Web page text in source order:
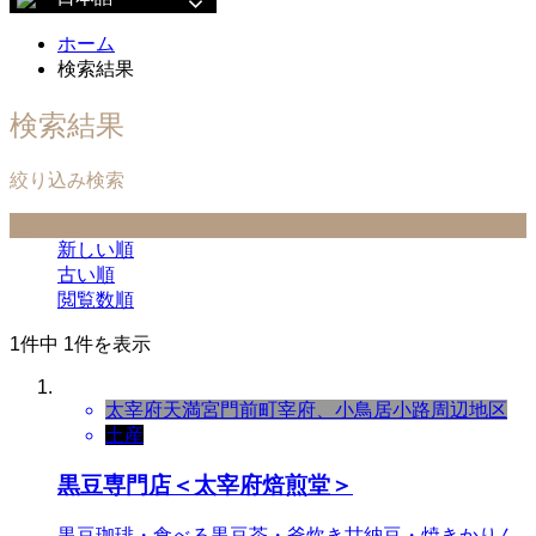
ホーム
検索結果
検索結果
絞り込み検索
新しい順
古い順
閲覧数順
1件中 1件を表示
太宰府天満宮門前町宰府、小鳥居小路周辺地区
土産
黒豆専門店＜太宰府焙煎堂＞